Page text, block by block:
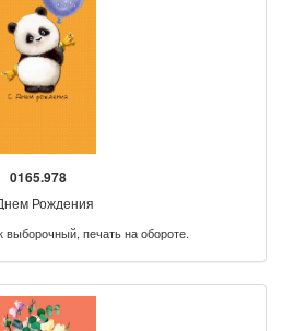
0165.978
Рождения
выборочный, печать на обороте.